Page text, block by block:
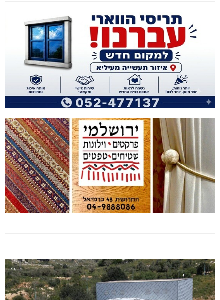
מכבי מעלות: 13 מדליות באליפות ישראל